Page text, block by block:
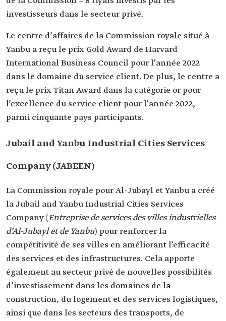
investisseurs dans le secteur privé.
Le centre d’affaires de la Commission royale situé à
Yanbu a reçu le prix Gold Award de Harvard
International Business Council pour l’année 2022
dans le domaine du service client. De plus, le centre a
reçu le prix Titan Award dans la catégorie or pour
l’excellence du service client pour l’année 2022,
parmi cinquante pays participants.
Jubail and Yanbu Industrial Cities Services
Company (JABEEN)
La Commission royale pour Al-Jubayl et Yanbu a créé
la Jubail and Yanbu Industrial Cities Services
Company (Entreprise de services des villes industrielles
d’Al-Jubayl et de Yanbu) pour renforcer la
compétitivité de ses villes en améliorant l’efficacité
des services et des infrastructures. Cela apporte
également au secteur privé de nouvelles possibilités
d’investissement dans les domaines de la
construction, du logement et des services logistiques,
ainsi que dans les secteurs des transports, de